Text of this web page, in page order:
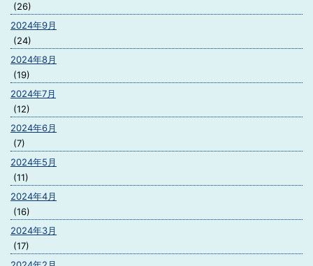
(26)
2024年9月
(24)
2024年8月
(19)
2024年7月
(12)
2024年6月
(7)
2024年5月
(11)
2024年4月
(16)
2024年3月
(17)